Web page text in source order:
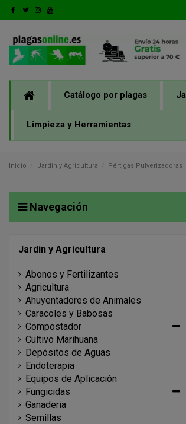
Catálogo por plagas
Limpieza y Herramientas
Inicio Jardin y Agricultura Pértigas Pulverizadoras
Navegación
Jardin y Agricultura
Abonos y Fertilizantes
Agricultura
Ahuyentadores de Animales
Caracoles y Babosas
Compostador
Cultivo Marihuana
Depósitos de Aguas
Endoterapia
Equipos de Aplicación
Fungicidas
Ganaderia
Semillas